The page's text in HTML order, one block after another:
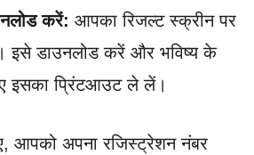
करें: आपका रिजल्ट स्क्रीन पर
इसे डाउनलोड करें और भविष्य के
इसका प्रिंटआउट ले लें।
आपको अपना रजिस्ट्रेशन नंबर